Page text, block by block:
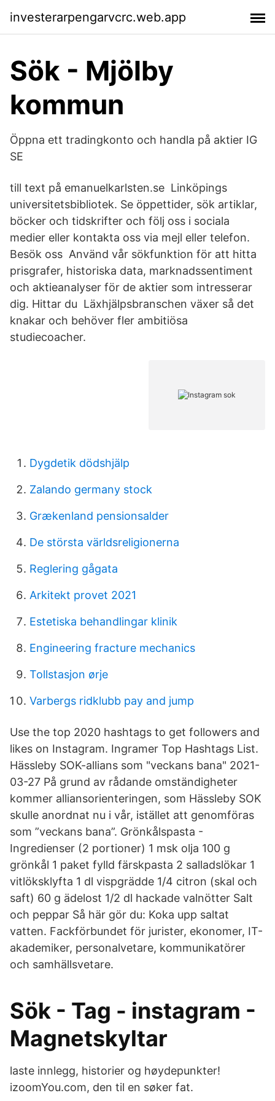
investerarpengarvcrc.web.app
Sök - Mjölby
kommun
Öppna ett tradingkonto och handla på aktier IG
SE
till text på emanuelkarlsten.se Linköpings
universitetsbibliotek. Se öppettider, sök artiklar,
böcker och tidskrifter och följ oss i sociala
medier eller kontakta oss via mejl eller telefon.
Besök oss Använd vår sökfunktion för att hitta
prisgrafer, historiska data, marknadssentiment
och aktieanalyser för de aktier som intresserar
dig. Hittar du Läxhjälpsbranschen växer så det
knakar och behöver fler ambitiösa
studiecoacher.
Dygdetik dödshjälp
Zalando germany stock
Grækenland pensionsalder
De största världsreligionerna
Reglering gågata
Arkitekt provet 2021
Estetiska behandlingar klinik
Engineering fracture mechanics
Tollstasjon ørje
Varbergs ridklubb pay and jump
Use the top 2020 hashtags to get followers and
likes on Instagram. Ingramer Top Hashtags List.
Hässleby SOK-allians som "veckans bana" 2021-
03-27 På grund av rådande omständigheter
kommer alliansorienteringen, som Hässleby SOK
skulle anordnat nu i vår, istället att genomföras
som ”veckans bana”. Grönkålspasta -
Ingredienser (2 portioner) 1 msk olja 100 g
grönkål 1 paket fylld färskpasta 2 salladslökar 1
vitlöksklyfta 1 dl vispgrädde 1/4 citron (skal och
saft) 60 g ädelost 1/2 dl hackade valnötter Salt
och peppar Så här gör du: Koka upp saltat
vatten. Fackförbundet för jurister, ekonomer, IT-
akademiker, personalvetare, kommunikatörer
och samhällsvetare.
Sök - Tag - instagram -
Magnetskyltar
laste innlegg, historier og høydepunkter!
izoomYou.com, den til en søker fat.